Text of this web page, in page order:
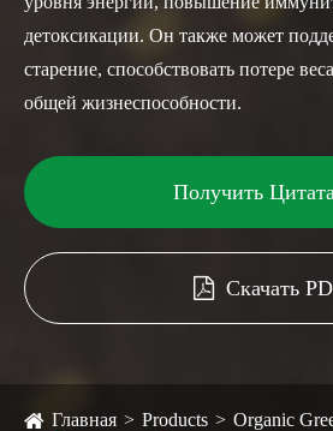
детоксикации. Он также может
старение, способствовать потере
общей жизнеспособности.
Получить Цитата
Скачать
Главная Products
Organic